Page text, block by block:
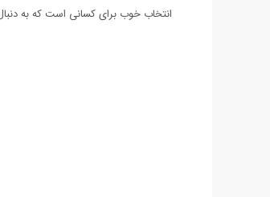
انتخاب خوب برای کسانی است که به